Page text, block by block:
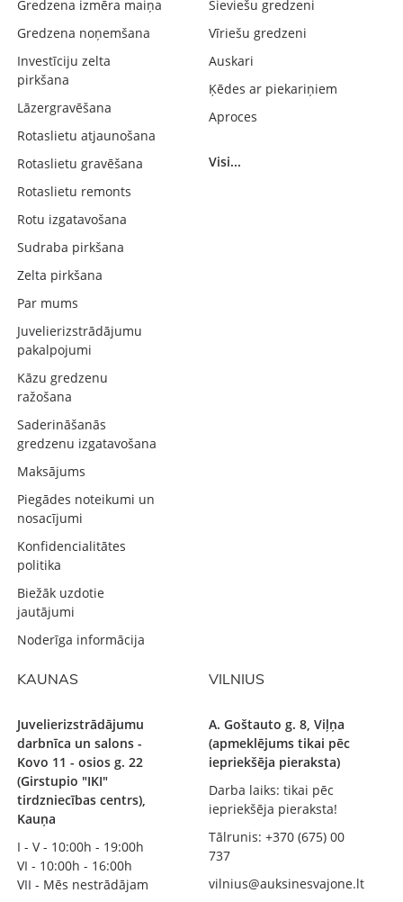
Gredzena izmēra maiņa
Gredzena noņemšana
Investīciju zelta
pirkšana
Lāzergravēšana
Rotaslietu atjaunošana
Rotaslietu gravēšana
Rotaslietu remonts
Rotu izgatavošana
Sudraba pirkšana
Zelta pirkšana
Par mums
Juvelierizstrādājumu
pakalpojumi
Kāzu gredzenu
ražošana
Saderināšanās
gredzenu izgatavošana
Maksājums
Piegādes noteikumi un
nosacījumi
Konfidencialitātes
politika
Biežāk uzdotie
jautājumi
Noderīga informācija
Sieviešu gredzeni
Vīriešu gredzeni
Auskari
Ķēdes ar piekariņiem
Aproces
Visi...
KAUNAS
Juvelierizstrādājumu
darbnīca un salons -
Kovo 11 - osios g. 22
(Girstupio "IKI"
tirdzniecības centrs),
Kauņa
I - V - 10:00h - 19:00h
VI - 10:00h - 16:00h
VII - Mēs nestrādājam
VILNIUS
A. Goštauto g. 8, Viļņa
(apmeklējums tikai pēc
iepriekšēja pieraksta)
Darba laiks: tikai pēc
iepriekšēja pieraksta!
Tālrunis: +370 (675) 00
737
vilnius@auksinesvajone.lt